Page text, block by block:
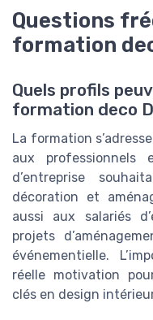
Questions
formation
Quels profils
formation deco
La formation
aux
d’entreprise
décoration et
aussi aux salariés
projets
événementielle.
réelle motivation
clés en design